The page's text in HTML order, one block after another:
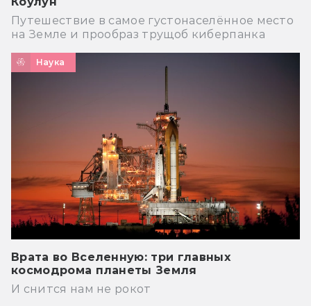
Путешествие в самое густонаселённое место
на Земле и прообраз трущоб киберпанка
Наука
Врата во Вселенную: три главных
космодрома планеты Земля
И снится нам не рокот